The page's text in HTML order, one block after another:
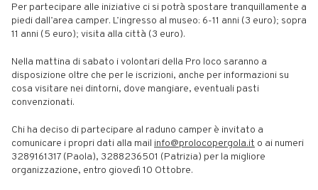
Per partecipare alle iniziative ci si potrà spostare tranquillamente a
piedi dall’area camper. L’ingresso al museo: 6-11 anni (3 euro); sopra
11 anni (5 euro); visita alla città (3 euro).
Nella mattina di sabato i volontari della Pro loco saranno a
disposizione oltre che per le iscrizioni, anche per informazioni su
cosa visitare nei dintorni, dove mangiare, eventuali pasti
convenzionati.
Chi ha deciso di partecipare al raduno camper è invitato a
comunicare i propri dati alla mail info@prolocopergola.it o ai numeri
3289161317 (Paola), 3288236501 (Patrizia) per la migliore
organizzazione, entro giovedì 10 Ottobre.